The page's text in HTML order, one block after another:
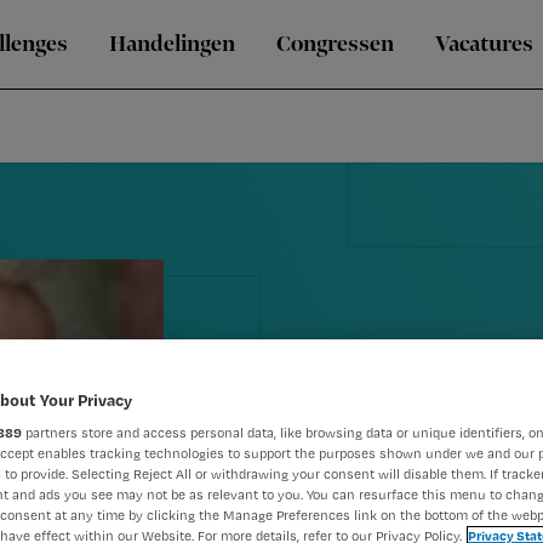
Handelingen Congressen Vacatures
'Slaappillen
dementie tot
Your Privacy
partners store and access personal data, like browsing data or unique identifiers,
enables tracking technologies to support the purposes shown under we and our
to provide. Selecting Reject All or withdrawing your consent will disable them. If
and ads you see may not be as relevant to you. You can resurface this menu to
at any time by clicking the Manage Preferences link on the bottom of the
effect within our Website. For more details, refer to our Privacy Policy. Privacy